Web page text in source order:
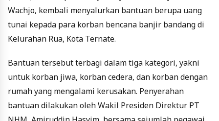
Wachjo, kembali menyalurkan bantuan berupa uang
tunai kepada para korban bencana banjir bandang di
Kelurahan Rua, Kota Ternate.
Bantuan tersebut terbagi dalam tiga kategori, yakni
untuk korban jiwa, korban cedera, dan korban dengan
rumah yang mengalami kerusakan. Penyerahan
bantuan dilakukan oleh Wakil Presiden Direktur PT